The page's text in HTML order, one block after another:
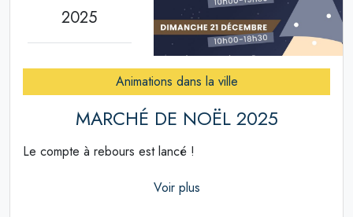
2025
Animations dans la ville
MARCHÉ DE NOËL 2025
Le compte à rebours est lancé !
Voir plus